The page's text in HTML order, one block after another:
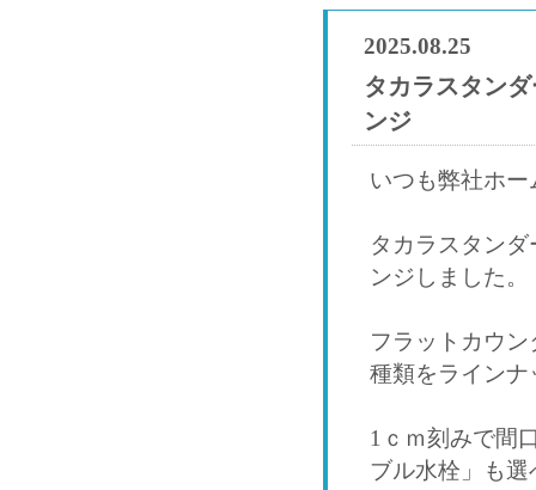
2025.08.25
タカラスタン
ンジ
いつも弊社ホ
タカラスタン
ンジしました。
フラットカウ
種類をラインナ
1ｃｍ刻みで間
ブル水栓」も選